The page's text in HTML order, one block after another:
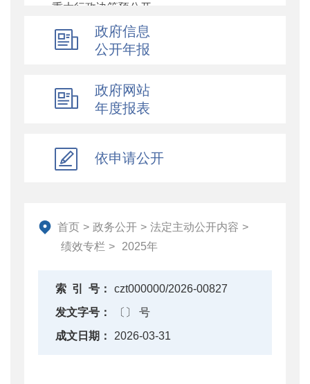
重大行政决策预公开
减税降费专栏
财政数据
行业监管
重点领域信息公开
政府信息
公开年报
政府网站
年度报表
依申请公开
首页 > 政务公开 > 法定主动公开内容 >
绩效专栏 > 2025年
索 引 号：
czt000000/2026-00827
发文字号：
〔〕 号
成文日期：
2026-03-31